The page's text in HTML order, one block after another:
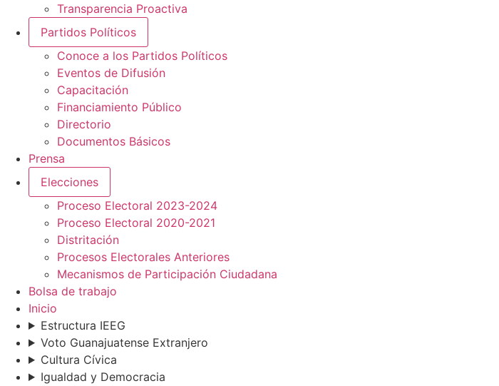
Transparencia Proactiva
Partidos Políticos
Conoce a los Partidos Políticos
Eventos de Difusión
Capacitación
Financiamiento Público
Directorio
Documentos Básicos
Prensa
Elecciones
Proceso Electoral 2023-2024
Proceso Electoral 2020-2021
Distritación
Procesos Electorales Anteriores
Mecanismos de Participación Ciudadana
Bolsa de trabajo
Inicio
Estructura IEEG
Voto Guanajuatense Extranjero
Cultura Cívica
Igualdad y Democracia